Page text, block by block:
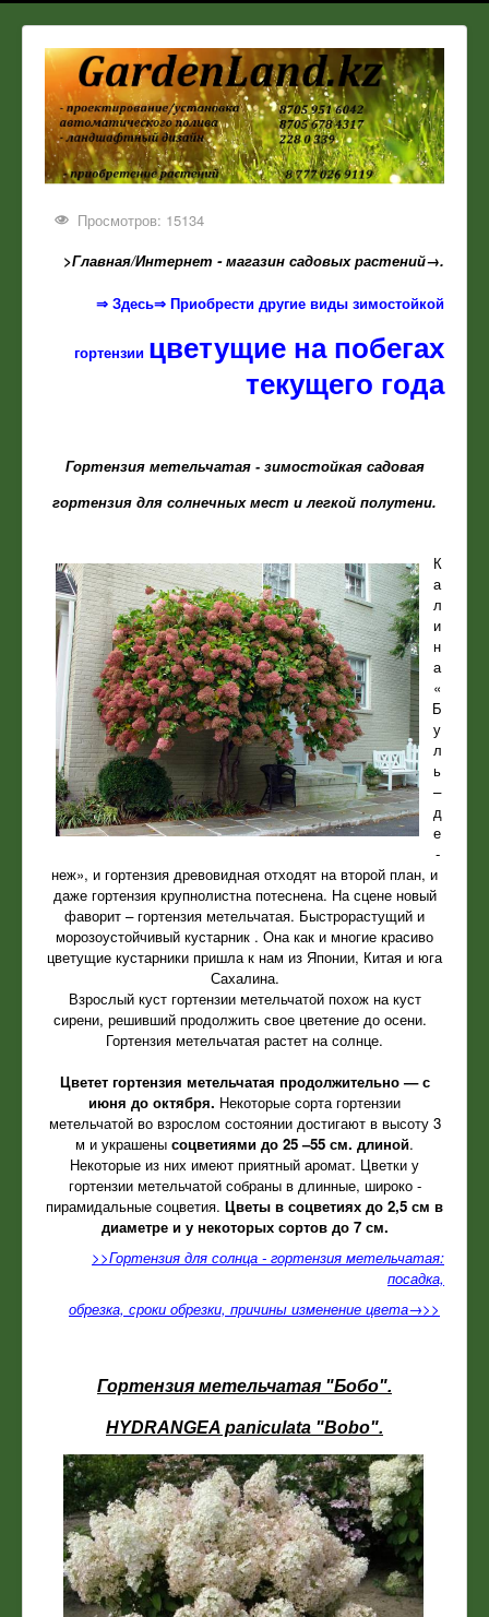
Просмотров: 15134
>Главная/Интернет - магазин садовых растений→.
⇒ Здесь⇒ Приобрести другие виды зимостойкой
гортензии цветущие на побегах
текущего года
Гортензия метельчатая - зимостойкая садовая
гортензия для солнечных мест и легкой полутени.
К
а
л
и
н
а
«
Б
у
л
ь
–
д
е
-
неж», и гортензия древовидная отходят на второй план, и
даже гортензия крупнолистна потеснена. На сцене новый
фаворит – гортензия метельчатая. Быстрорастущий и
морозоустойчивый кустарник . Она как и многие красиво
цветущие кустарники пришла к нам из Японии, Китая и юга
Сахалина.
Взрослый куст гортензии метельчатой похож на куст
сирени, решивший продолжить свое цветение до осени.
Гортензия метельчатая растет на солнце.
Цветет гортензия метельчатая продолжительно — с
июня до октября. Некоторые сорта гортензии
метельчатой во взрослом состоянии достигают в высоту 3
м и украшены соцветиями до 25 –55 см. длиной.
Некоторые из них имеют приятный аромат. Цветки у
гортензии метельчатой собраны в длинные, широко -
пирамидальные соцветия. Цветы в соцветиях до 2,5 см в
диаметре и у некоторых сортов до 7 см.
>>Гортензия для солнца - гортензия метельчатая:
посадка,
обрезка, сроки обрезки, причины изменение цвета→>>
Гортензия метельчатая "Бобо".
HYDRANGEA paniculata "Bobo".